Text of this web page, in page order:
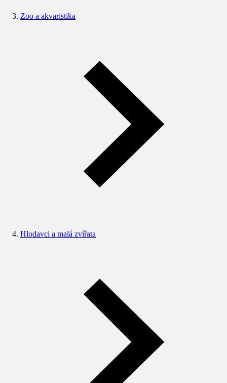
Zoo a akvaristika
Hlodavci a malá zvířata